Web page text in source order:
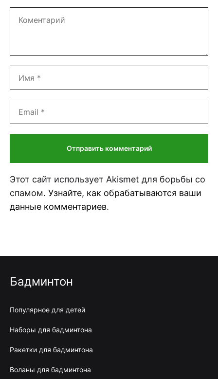
Этот сайт использует Akismet для борьбы со
спамом. Узнайте, как обрабатываются ваши
данные комментариев.
Бадминтон
Популярное для детей
Наборы для бадминтона
Ракетки для бадминтона
Воланы для бадминтона